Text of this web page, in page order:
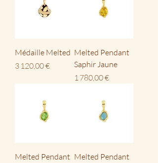
Médaille Melted
Prix
3 120,00 €
Melted Pendant
Saphir Jaune
Prix
1 780,00 €
Melted Pendant Melted Pendant